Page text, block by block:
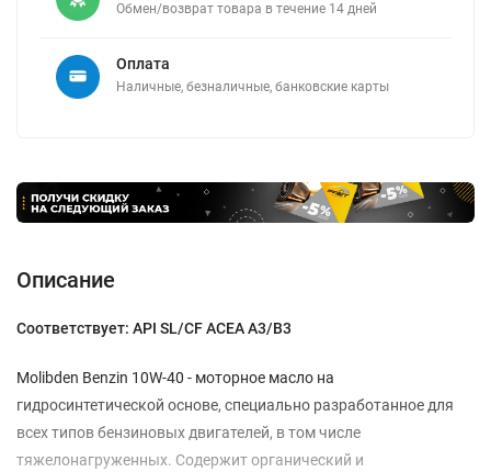
Обмен/возврат товара в течение 14 дней
Оплата
Наличные, безналичные, банковские карты
Описание
Соответствует: API SL/CF ACEA A3/B3
Molibden Benzin 10W-40 - моторное масло на
гидросинтетической основе, специально разработанное для
всех типов бензиновых двигателей, в том числе
тяжелонагруженных. Содержит органический и